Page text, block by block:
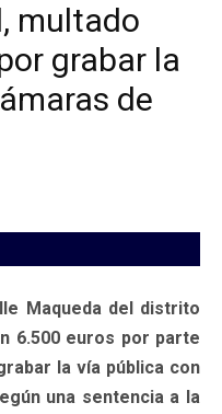
multado
grabar la
de
Maqueda del distrito
6.500 euros por parte
la vía pública con
una sentencia a la